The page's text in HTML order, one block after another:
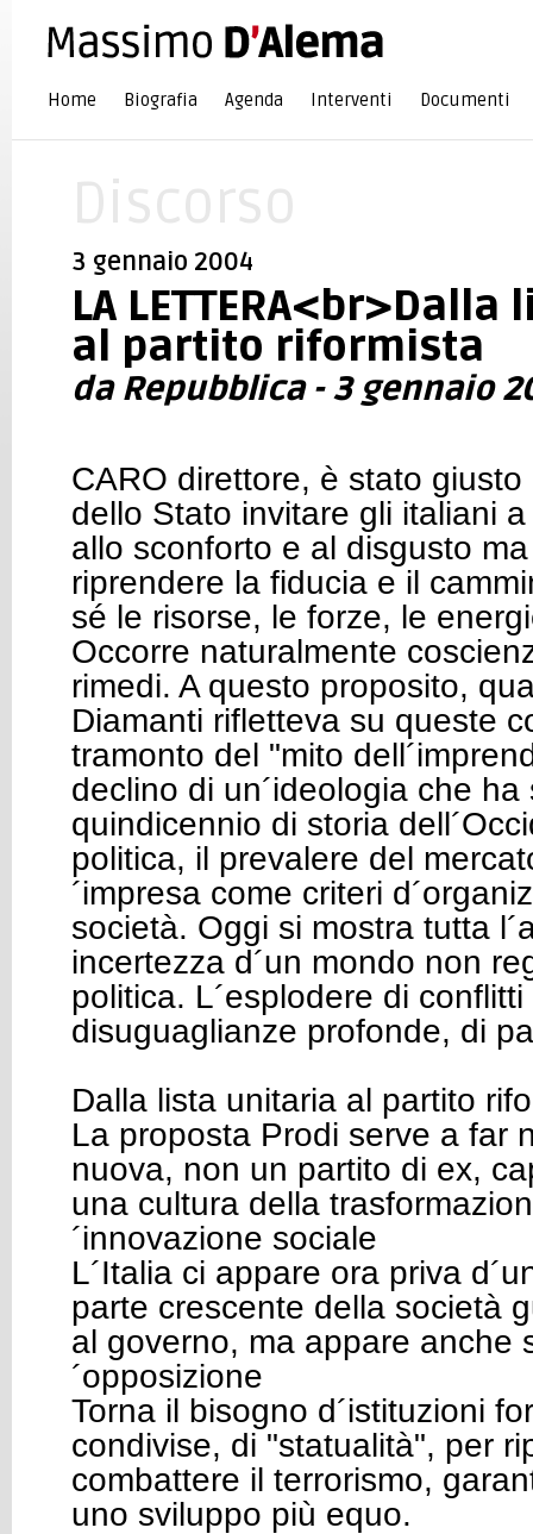
Home Biografia Agenda Interventi Documenti
3 gennaio 2004
LA
al partito riformista
da Repubblica - 3 gennaio
CARO direttore, è stato
dello Stato invitare gli italiani
allo sconforto e al disgusto
riprendere la fiducia e il
sé le risorse, le forze, le
Occorre naturalmente
rimedi. A questo proposito,
Diamanti rifletteva su queste
tramonto del "mito
declino di un´ideologia che
quindicennio di storia
politica, il prevalere del
´impresa come criteri
società. Oggi si mostra tutta
incertezza d´un mondo non
politica. L´esplodere di
disuguaglianze profonde, di
Dalla lista unitaria al partito
La proposta Prodi serve a far
nuova, non un partito di ex,
una cultura della
´innovazione sociale
L´Italia ci appare ora priva
parte crescente della società
al governo, ma appare anche
´opposizione
Torna il bisogno d´istituzioni
condivise, di "statualità", per
combattere il terrorismo,
uno sviluppo più equo.